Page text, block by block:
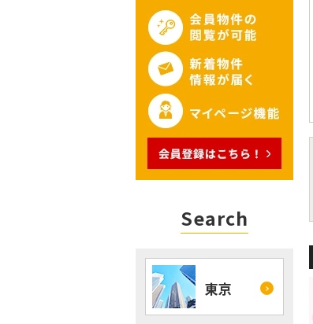
Search
東京